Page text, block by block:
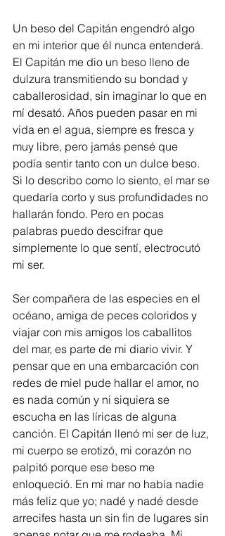
Un beso del Capitán engendró algo
en mi interior que él nunca entenderá.
El Capitán me dio un beso lleno de
dulzura transmitiendo su bondad y
caballerosidad, sin imaginar lo que en
mí desató. Años pueden pasar en mi
vida en el agua, siempre es fresca y
muy libre, pero jamás pensé que
podía sentir tanto con un dulce beso.
Si lo describo como lo siento, el mar se
quedaría corto y sus profundidades no
hallarán fondo. Pero en pocas
palabras puedo descifrar que
simplemente lo que sentí, electrocutó
mi ser.
Ser compañera de las especies en el
océano, amiga de peces coloridos y
viajar con mis amigos los caballitos
del mar, es parte de mi diario vivir. Y
pensar que en una embarcación con
redes de miel pude hallar el amor, no
es nada común y ni siquiera se
escucha en las líricas de alguna
canción. El Capitán llenó mi ser de luz,
mi cuerpo se erotizó, mi corazón no
palpitó porque ese beso me
enloqueció. En mi mar no había nadie
más feliz que yo; nadé y nadé desde
arrecifes hasta un sin fin de lugares sin